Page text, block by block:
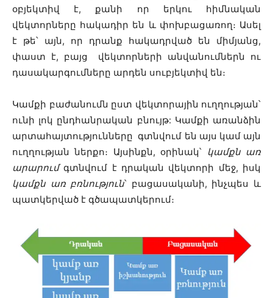
օբյեկտիվ է, քանի որ երկու հիմնական
վեկտորները հակադիր են և փոխբացառող։ Ասել
է թե՝ այն, որ դրանք հակադրված են միմյանց,
փաստ է, բայց վեկտորների անվանումներն ու
դասակարգումները արդեն սուբյեկտիվ են։
Կամքի բաժանումն ըստ վեկտորային ուղղության՝
ունի լոկ ընդհանրական բնույթ: Կամքի առանձին
արտահայտությունները գտնվում են այս կամ այն
ուղղության ներքո։ Այսինքն, օրինակ՝ կամքն առ
արարումգտնվում է դրական վեկտորի մեջ, իսկ
կամքն առ բռնություն՝ բացասականի, ինչպես և
պատկերված է գծապատկերում։